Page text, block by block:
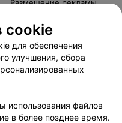
Размещение рекламы
Способы оплаты
103.by
cookie
данных
cookie
для обеспечения
улучшения, сбора
использования файлов
в более позднее время.